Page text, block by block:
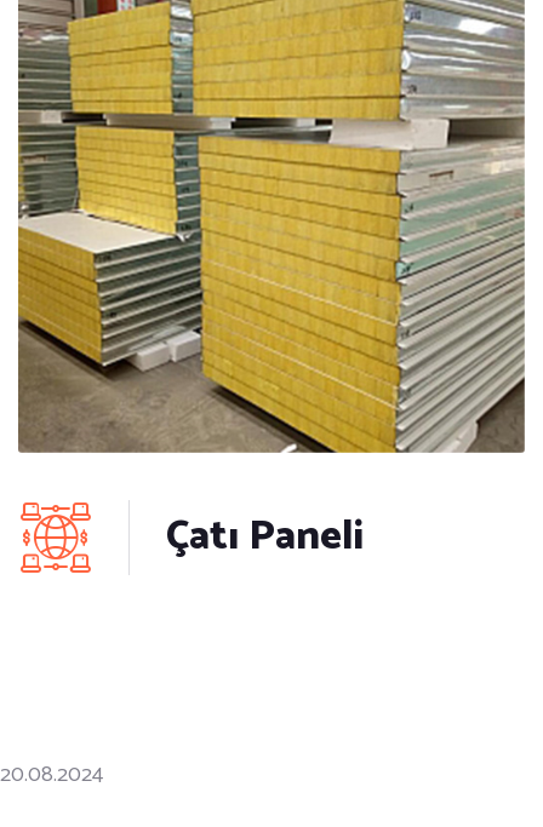
Çatı Paneli
20.08.2024